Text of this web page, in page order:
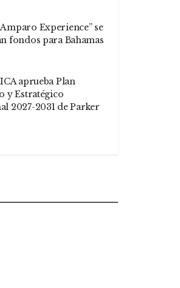
Experience” se
fondos para Bahamas
aprueba Plan
y Estratégico
2027-2031 de Parker